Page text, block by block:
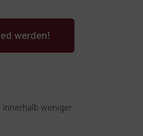
werden!
weniger